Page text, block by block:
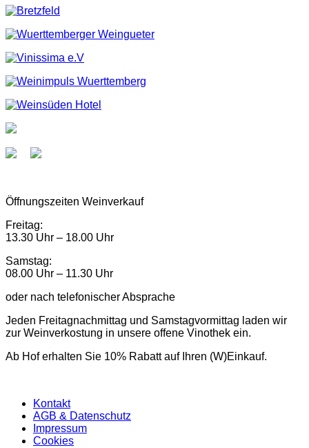
Öffnungszeiten Weinverkauf
Freitag:
13.30 Uhr – 18.00 Uhr
Samstag:
08.00 Uhr – 11.30 Uhr
oder nach telefonischer Absprache
Jeden Freitagnachmittag und Samstagvormittag laden wir
zur Weinverkostung in unsere offene Vinothek ein.
Ab Hof erhalten Sie 10% Rabatt auf Ihren (W)Einkauf.
Kontakt
AGB & Datenschutz
Impressum
Cookies